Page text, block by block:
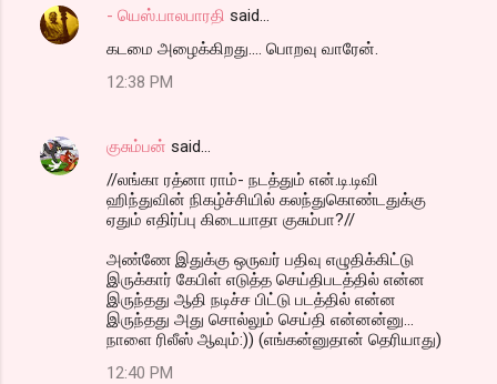
- யெஸ்.பாலபாரதி said…
கடமை அழைக்கிறது.... பொறவு வாரேன்.
12:38 PM
குசும்பன் said…
//லங்கா ரத்னா ராம்- நடத்தும் என்.டி.டிவி
ஹிந்துவின் நிகழ்ச்சியில் கலந்துகொண்டதுக்கு
ஏதும் எதிர்ப்பு கிடையாதா குசும்பா?//
அண்ணே இதுக்கு ஒருவர் பதிவு எழுதிக்கிட்டு
இருக்கார் கேபிள் எடுத்த செய்திபடத்தில் என்ன
இருந்தது ஆதி நடிச்ச பிட்டு படத்தில் என்ன
இருந்தது அது சொல்லும் செய்தி என்னன்னு...
நாளை ரிலீஸ் ஆவும்:)) (எங்கன்னுதான் தெரியாது)
12:40 PM